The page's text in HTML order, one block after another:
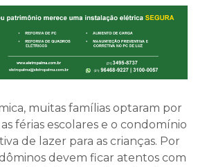
muitas famílias optaram por
férias escolares e o condomínio
de lazer para as crianças. Por
devem ficar atentos com